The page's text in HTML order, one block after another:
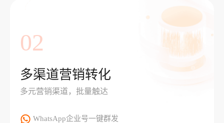
02
多渠道营销转化
多元营销渠道，批量触达
WhatsApp企业号一键群发